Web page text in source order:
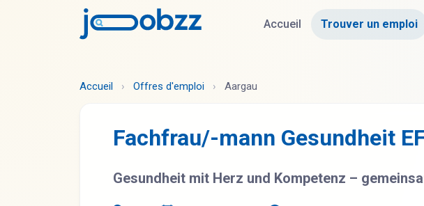
Accueil Trouver un emploi
Accueil › Offres d'emploi › Aargau
Fachfrau/-mann Gesundheit
Gesundheit mit Herz und Kompetenz –